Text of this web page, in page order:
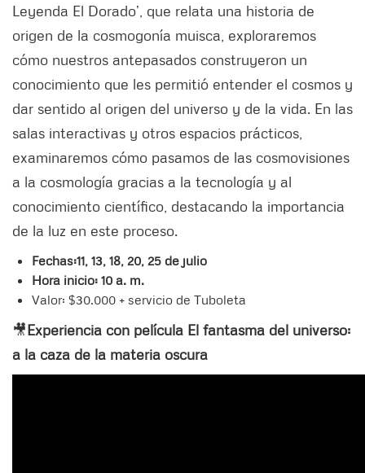
Leyenda El Dorado’, que relata una historia de
origen de la cosmogonía muisca, exploraremos
cómo nuestros antepasados construyeron un
conocimiento que les permitió entender el cosmos y
dar sentido al origen del universo y de la vida. En las
salas interactivas y otros espacios prácticos,
examinaremos cómo pasamos de las cosmovisiones
a la cosmología gracias a la tecnología y al
conocimiento científico, destacando la importancia
de la luz en este proceso.
Fechas:11, 13, 18, 20, 25 de julio
Hora inicio: 10 a. m.
Valor: $30.000 + servicio de Tuboleta
🎥Experiencia con película El fantasma del universo:
a la caza de la materia oscura